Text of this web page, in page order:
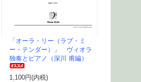
「オーラ・リー（ラブ・ミ
ー・テンダー）」 ヴィオラ
独奏とピアノ（深川 甫編）
1,100円(内税)